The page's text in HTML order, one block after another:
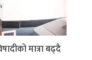
मात्रा बढ्दै